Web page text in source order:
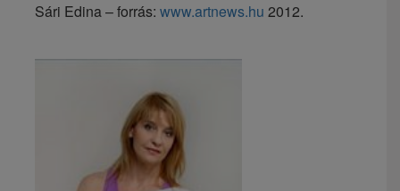
Sári Edina – forrás: www.artnews.hu 2012.